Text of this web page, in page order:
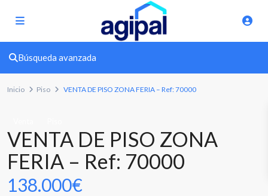
Búsqueda avanzada
Inicio Piso VENTA DE PISO ZONA FERIA – Ref: 70000
VENTA DE PISO ZONA
FERIA – Ref: 70000
138.000€